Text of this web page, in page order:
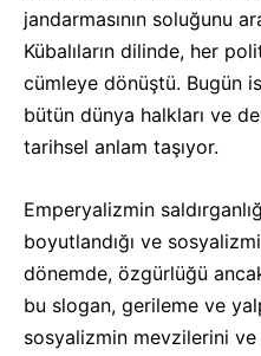
jandarmasının soluğunu
Kübalıların dilinde, her
cümleye dönüştü. Bugün
bütün dünya halkları ve
tarihsel anlam taşıyor.
Emperyalizmin
boyutlandığı ve
dönemde, özgürlüğü
bu slogan, gerileme ve
sosyalizmin mevzilerini